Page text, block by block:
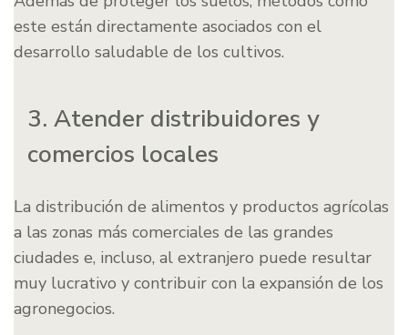
este están directamente asociados con el
desarrollo saludable de los cultivos.
3. Atender distribuidores y
comercios locales
La distribución de alimentos y productos agrícolas
a las zonas más comerciales de las grandes
ciudades e, incluso, al extranjero puede resultar
muy lucrativo y contribuir con la expansión de los
agronegocios.